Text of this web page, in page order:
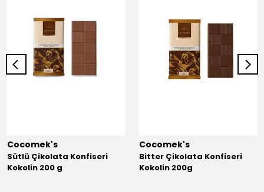
Cocomek's
Sütlü Çikolata Konfiseri
Kokolin 200 g
Cocomek's
Bitter Çikolata Konfiseri
Kokolin 200g